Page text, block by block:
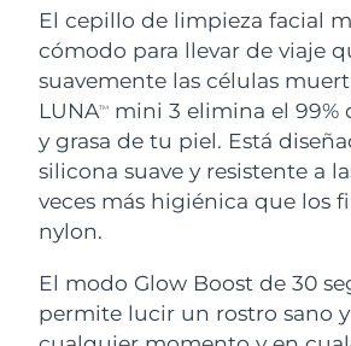
El cepillo de limpieza facial
cómodo para llevar de viaje
suavemente las células
LUNATM
mini 3 elimina el 99%
y grasa de tu piel. Está
silicona suave y resistente a
veces más higiénica que los
nylon.
El modo Glow Boost de 30
permite lucir un rostro sano
Anti-aging massage
LUNA™ 4 Plus
Massage, LED heating
Microcurrent toning
BEAR™ 2 go
Microcurrent toning
Hidratación
UFO™ 3 pack
Deep facial hydration
Near-infrared and red
device
issa™ 4
Hybrid silicone sonic
Smart hybrid silicone
TRATAMIENTO
Antiedad
Bermudas
Bosnia y Herzegovina
Bulgaria
Canadá
Chile